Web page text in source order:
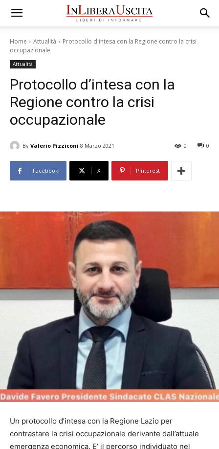
Home Attualità
Protocollo d'intesa con la Regione contro la crisi
occupazionale
Attualità
Protocollo d’intesa con la
Regione contro la crisi
occupazionale
By Valerio Pizziconi 8 Marzo 2021 0
0
Facebook X Pinterest
Un protocollo d’intesa con la Regione Lazio per
contrastare la crisi occupazionale derivante dall’attuale
emergenza economica. E’ il percorso individuato nel